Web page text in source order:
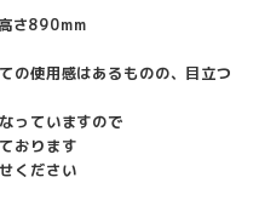
さ890mm
の使用感はあるものの、目立つ
っていますので
おります
ください